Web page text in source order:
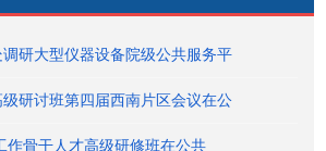
研大型仪器设备院级公共服务平
研讨班第四届西南片区会议在公
作骨干人才高级研修班在公共